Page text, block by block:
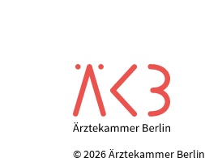
© 2026 Ärztekammer Berlin